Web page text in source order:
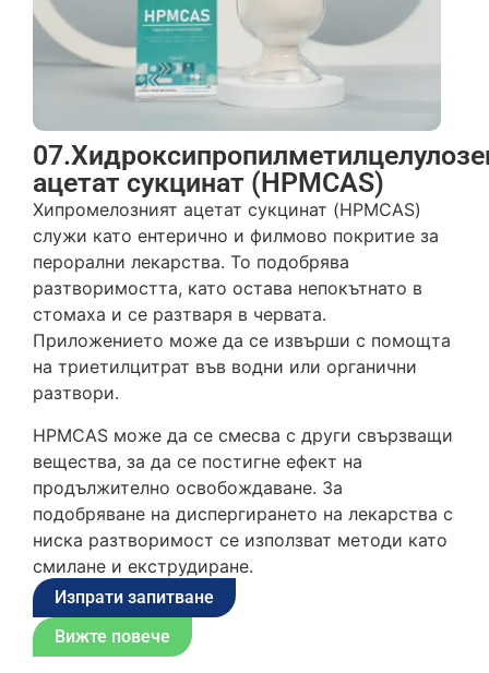
ацетат сукцинат (HPMCAS)
Хипромелозният ацетат сукцинат (HPMCAS)
служи като ентерично и филмово покритие за
перорални лекарства. То подобрява
разтворимостта, като остава непокътнато в
стомаха и се разтваря в червата.
Приложението може да се извърши с помощта
на триетилцитрат във водни или органични
разтвори.
HPMCAS може да се смесва с други свързващи
вещества, за да се постигне ефект на
продължително освобождаване. За
подобряване на диспергирането на лекарства с
ниска разтворимост се използват методи като
смилане и екструдиране.
Изпрати запитване
Вижте повече